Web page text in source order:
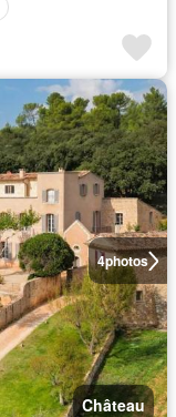
4photos
Château